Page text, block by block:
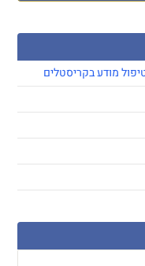
מודע בקריסטלים